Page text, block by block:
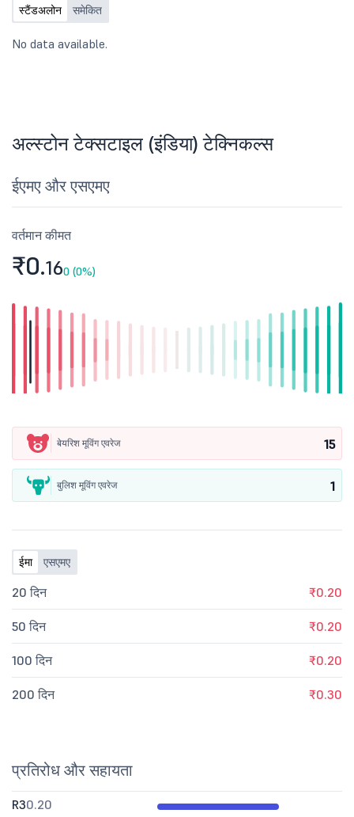
स्टैंडअलोन समेकित
No data available.
अल्स्टोन टेक्सटाइल (इंडिया) टेक्निकल्स
ईएमए और एसएमए
वर्तमान कीमत
₹0.160 (0%)
बेयरिश मूविंग एवरेज 15
बुलिश मूविंग एवरेज 1
ईमा एसएमए
20 दिन ₹0.20
50 दिन ₹0.20
100 दिन ₹0.20
200 दिन ₹0.30
प्रतिरोध और सहायता
R30.20